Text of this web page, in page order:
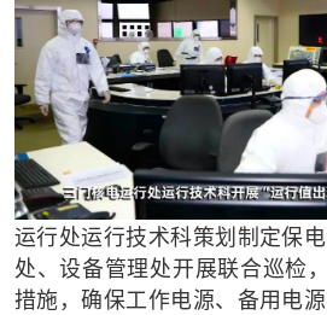
运行处运行技术科策划制定保
处、设备管理处开展联合巡检
措施，确保工作电源、备用电